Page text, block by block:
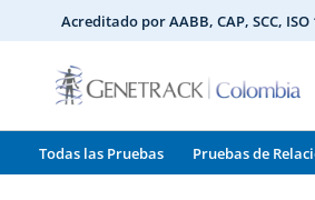
al
contenido
Acreditado por AABB, CAP, SCC,
Todas las Pruebas Pruebas de